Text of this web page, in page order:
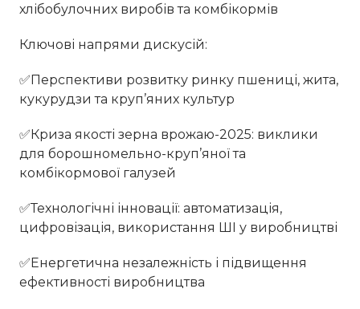
хлібобулочних виробів та комбікормів
Ключові напрями дискусій:
✅Перспективи розвитку ринку пшениці, жита,
кукурудзи та круп’яних культур
✅Криза якості зерна врожаю-2025: виклики
для борошномельно-круп’яної та
комбікормової галузей
✅Технологічні інновації: автоматизація,
цифровізація, використання ШІ у виробництві
✅Енергетична незалежність і підвищення
ефективності виробництва